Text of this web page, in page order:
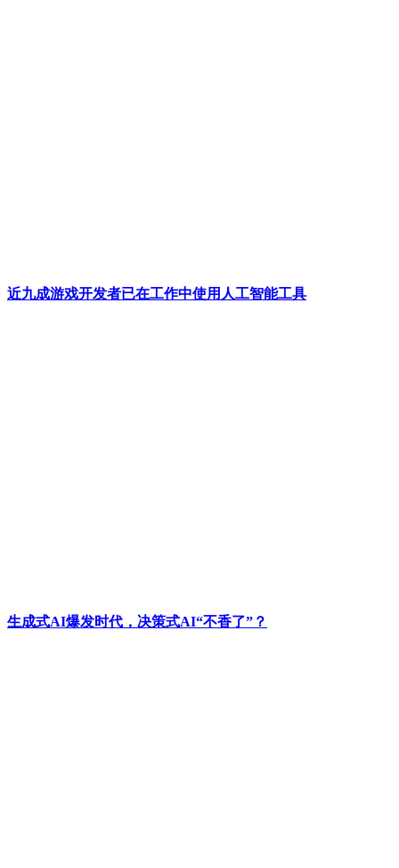
近九成游戏开发者已在工作中使用人工智能工具
生成式AI爆发时代，决策式AI“不香了”？